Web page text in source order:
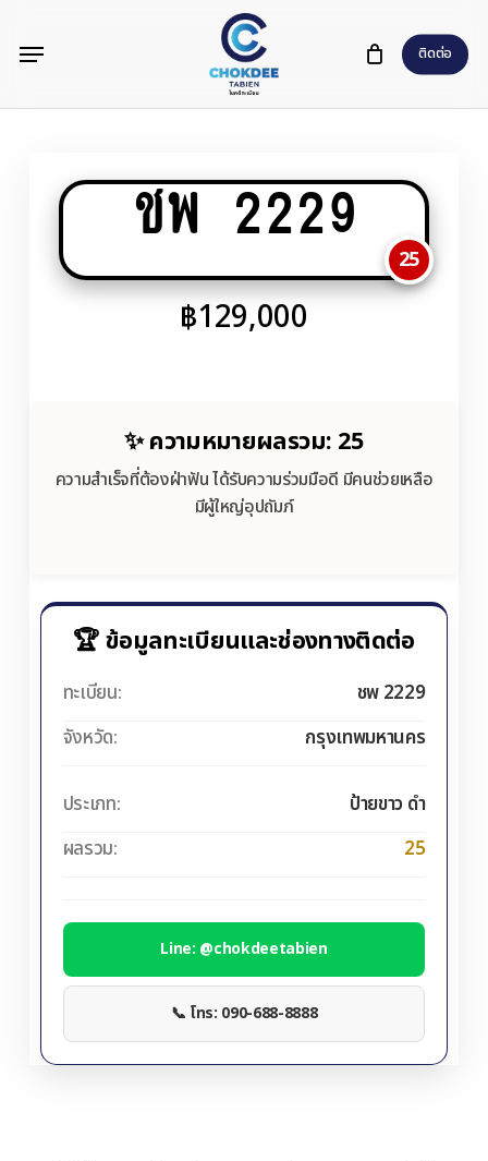
content
ติดต่อ
Menu
ชพ 2229
25
฿129,000
✨ ความหมายผลรวม: 25
ความสำเร็จที่ต้องฝ่าฟัน ได้รับความร่วมมือดี มีคนช่วยเหลือ
มีผู้ใหญ่อุปถัมภ์
🏆 ข้อมูลทะเบียนและช่องทางติดต่อ
ทะเบียน:
ชพ 2229
จังหวัด:
กรุงเทพมหานคร
ประเภท:
ป้ายขาว ดำ
ผลรวม:
25
Line: @chokdeetabien
📞 โทร: 090-688-8888